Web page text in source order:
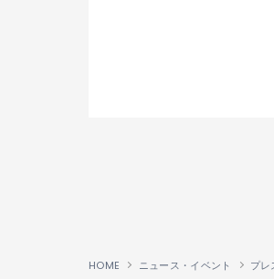
HOME ニュース・イベント プレ